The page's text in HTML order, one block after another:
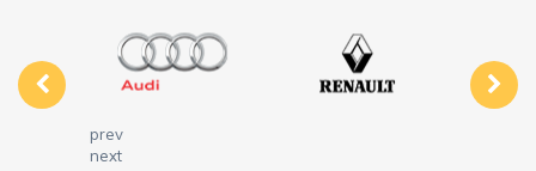
prev
next